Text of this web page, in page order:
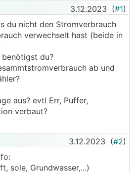
3.12.2023 (#1)
du nicht den Stromverbrauch
verwechselt hast (beide in
benötigst du?
ab und
aus? evtl Err, Puffer,
verbaut?
3.12.2023 (#2)
sole, Grundwasser,...)